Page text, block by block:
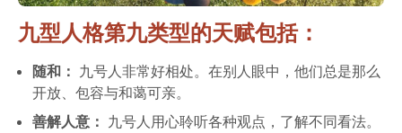
九型人格第九类型的天赋包括：
随和： 九号人非常好相处。在别人眼中，他们总是那么
开放、包容与和蔼可亲。
善解人意： 九号人用心聆听各种观点，了解不同看法。